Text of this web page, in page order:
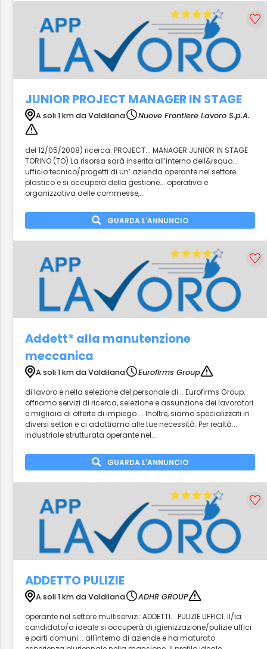
JUNIOR PROJECT MANAGER IN STAGE
A soli 1 km da Valdilana Nuove Frontiere Lavoro S.p.A.
del 12/05/2008) ricerca: PROJECT... MANAGER JUNIOR IN STAGE
TORINO (TO) La risorsa sarà inserita all’interno dell&rsquo...
ufficio tecnico/progetti di un’ azienda operante nel settore
plastico e si occuperà della gestione... operativa e
organizzativa delle commesse,...
GUARDA L'ANNUNCIO
Addett* alla manutenzione
meccanica
A soli 1 km da Valdilana
Eurofirms Group
di lavoro e nella selezione del personale di... Eurofirms Group,
offriamo servizi di ricerca, selezione e assunzione dei lavoratori
e migliaia di offerte di impiego.... Inoltre, siamo specializzati in
diversi settori e ci adattiamo alle tue necessità. Per realtà...
industriale strutturata operante nel...
GUARDA L'ANNUNCIO
ADDETTO PULIZIE
A soli 1 km da Valdilana
ADHR GROUP
operante nel settore multiservizi: ADDETTI... PULIZIE UFFICI. Il/la
candidato/a ideale si occuperà di igienizzazione/pulizie uffici
e parti comuni... all'interno di aziende e ha maturato